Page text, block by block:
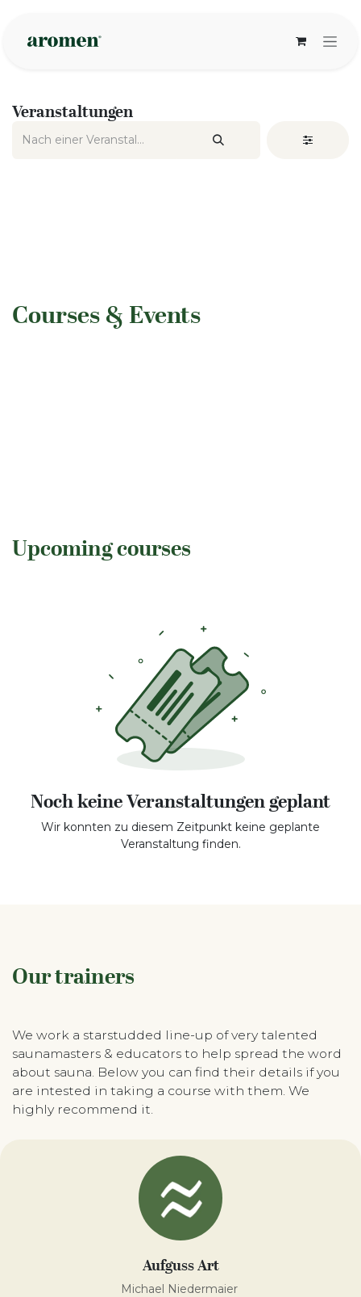
Veranstaltungen
​Courses & Events
Upcoming courses
Noch keine Veranstaltungen geplant
Wir konnten zu diesem Zeitpunkt keine geplante
Veranstaltung finden.
Our trainers
We work a starstudded line-up of very talented
saunamasters & educators to help spread the word
about sauna. Below you can find their details if you
are intested in taking a course with them. We
highly recommend it.
Aufguss Art
Michael Niedermaier